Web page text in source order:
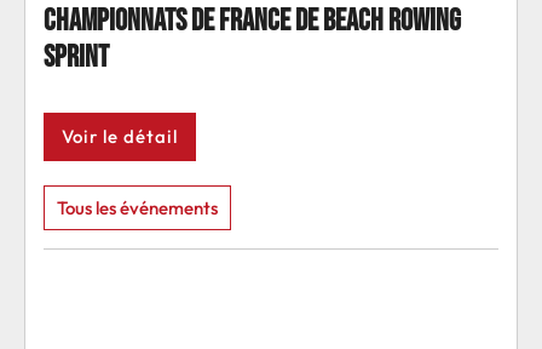
Championnats de France de beach rowing
sprint
Voir le détail
Tous les événements